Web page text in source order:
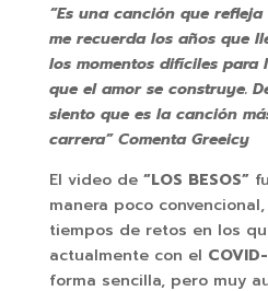
“Es una canción que
me recuerda los años que
los momentos difíciles
que el amor se construye.
siento que es la canción
carrera” Comenta Greeicy
El video de “LOS BESOS”
manera poco
tiempos de retos en los
actualmente con el
forma sencilla, pero muy